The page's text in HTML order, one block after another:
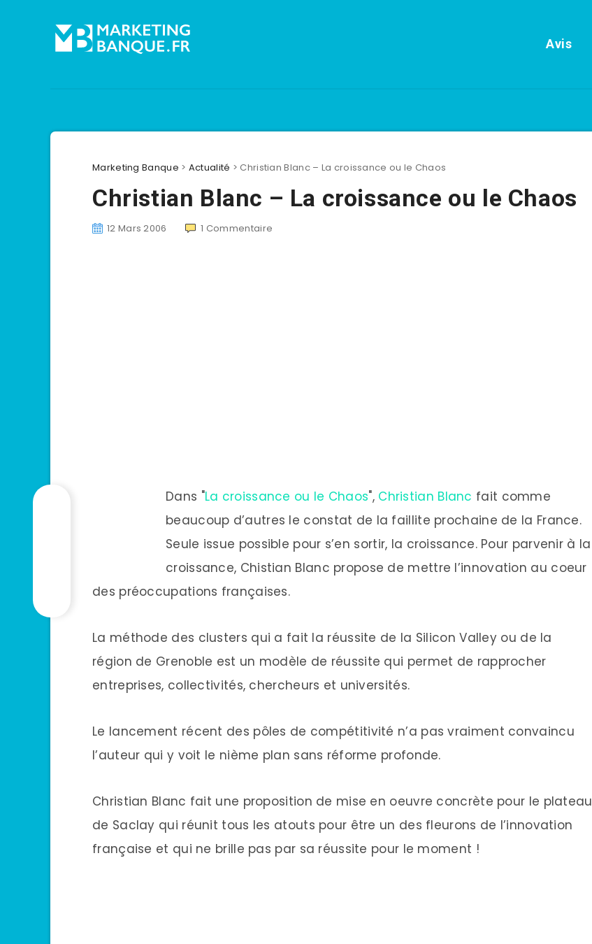
Avis
Marketing Banque > Actualité > Christian Blanc – La croissance ou le Chaos
Christian Blanc – La croissance ou le Chaos
12 Mars 2006 1 Commentaire
Dans "La croissance ou le Chaos", Christian Blanc fait comme
beaucoup d’autres le constat de la faillite prochaine de la France.
Seule issue possible pour s’en sortir, la croissance. Pour parvenir à la
croissance, Chistian Blanc propose de mettre l’innovation au coeur
des préoccupations françaises.
La méthode des clusters qui a fait la réussite de la Silicon Valley ou de la
région de Grenoble est un modèle de réussite qui permet de rapprocher
entreprises, collectivités, chercheurs et universités.
Le lancement récent des pôles de compétitivité n’a pas vraiment convaincu
l’auteur qui y voit le nième plan sans réforme profonde.
Christian Blanc fait une proposition de mise en oeuvre concrète pour le plateau
de Saclay qui réunit tous les atouts pour être un des fleurons de l’innovation
française et qui ne brille pas par sa réussite pour le moment !